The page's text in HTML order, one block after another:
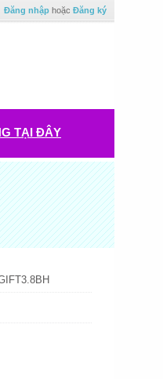
Đăng nhập hoặc Đăng ký
TẠI ĐÂY